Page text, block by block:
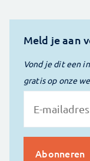
Meld je aan
Vond je dit een
gratis op onze